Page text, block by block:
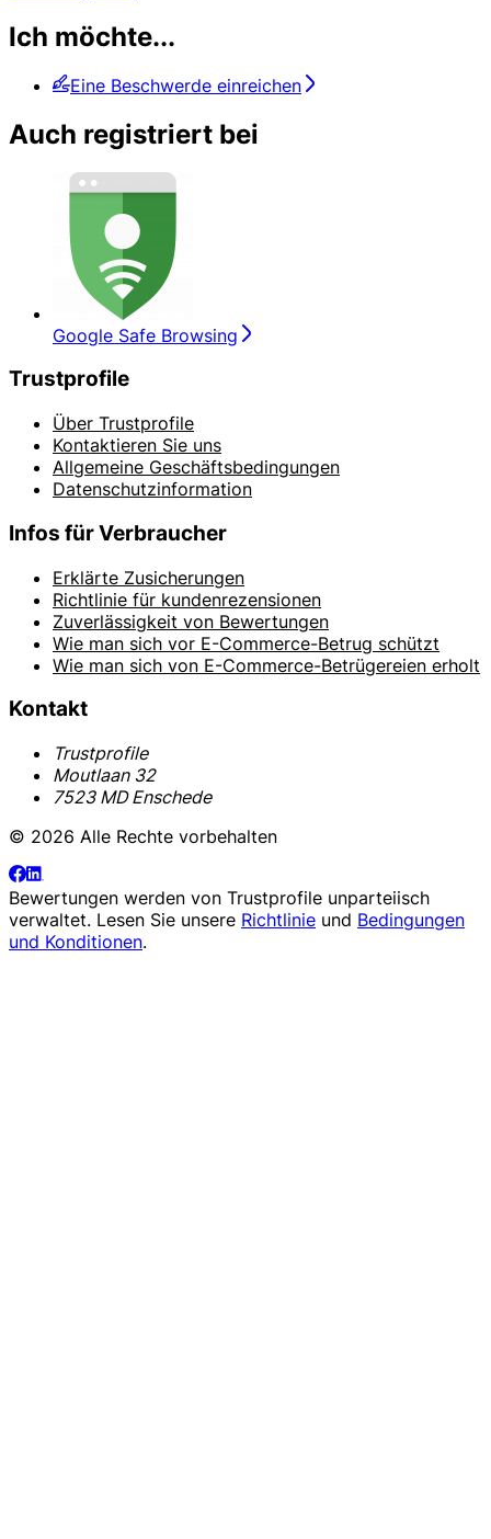
Ich möchte...
Eine Beschwerde einreichen
Auch registriert bei
Google Safe Browsing
Trustprofile
Über Trustprofile
Kontaktieren Sie uns
Allgemeine Geschäftsbedingungen
Datenschutzinformation
Infos für Verbraucher
Erklärte Zusicherungen
Richtlinie für kundenrezensionen
Zuverlässigkeit von Bewertungen
Wie man sich vor E-Commerce-Betrug schützt
Wie man sich von E-Commerce-Betrügereien erholt
Kontakt
Trustprofile
Moutlaan 32
7523 MD Enschede
© 2026 Alle Rechte vorbehalten
Bewertungen werden von Trustprofile unparteiisch
verwaltet. Lesen Sie unsere Richtlinie und Bedingungen
und Konditionen.